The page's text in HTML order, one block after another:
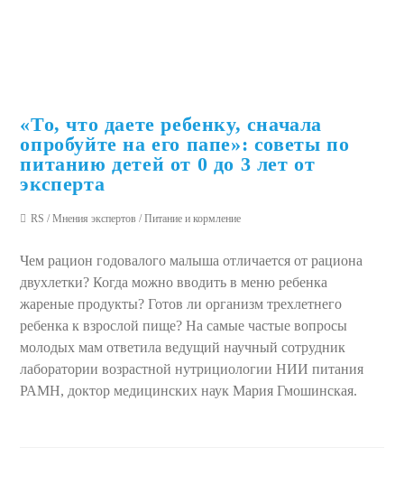
«То, что даете ребенку, сначала
опробуйте на его папе»: советы по
питанию детей от 0 до 3 лет от
эксперта
RS / Мнения экспертов / Питание и кормление
Чем рацион годовалого малыша отличается от рациона
двухлетки? Когда можно вводить в меню ребенка
жареные продукты? Готов ли организм трехлетнего
ребенка к взрослой пище? На самые частые вопросы
молодых мам ответила ведущий научный сотрудник
лаборатории возрастной нутрициологии НИИ питания
РАМН, доктор медицинских наук Мария Гмошинская.